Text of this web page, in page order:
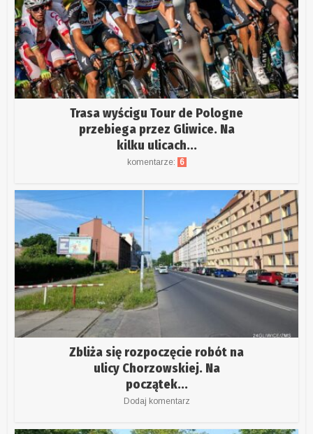
Trasa wyścigu Tour de Pologne
przebiega przez Gliwice. Na
kilku ulicach...
komentarze: 6
Zbliża się rozpoczęcie robót na
ulicy Chorzowskiej. Na
początek...
Dodaj komentarz